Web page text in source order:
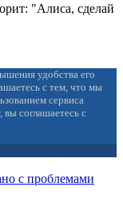
"Алиса, сделай
удобства его
с тем, что мы
сервиса
соглашаетесь с